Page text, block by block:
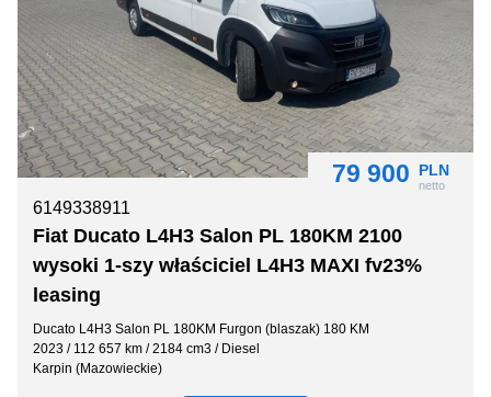
79 900 PLN
netto
6149338911
Fiat Ducato L4H3 Salon PL 180KM 2100
wysoki 1-szy właściciel L4H3 MAXI fv23%
leasing
Ducato L4H3 Salon PL 180KM Furgon (blaszak) 180 KM
2023 / 112 657 km / 2184 cm3 / Diesel
Karpin (Mazowieckie)